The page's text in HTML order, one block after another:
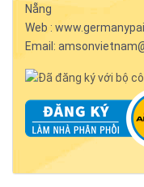
Nẵng
Web :
Email: